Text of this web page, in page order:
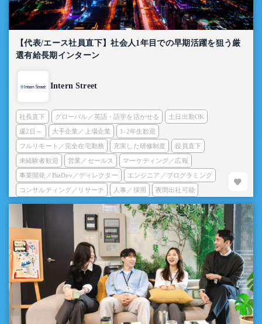
【代表/エース社員直下】社会人1年目での早期活躍を狙う厳
選有給長期インターン
Intern Street
社長直下 グローバル／英語・語学を活かせる 土日出勤OK
週2日～ 大手企業／上場企業 1-2年生歓迎
フルリモート／完全在宅勤務 充実した研修制度 役員直下
未経験者歓迎 営業／セールス マーケティング／広報
事業開発／BizDev／ディレクター エンジニア／プログラミング
コンサルティング／リサーチ 人事／採用 夜間出社可能